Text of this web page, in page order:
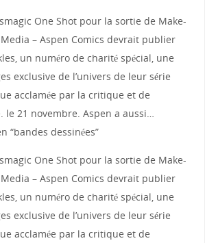
One Shot pour la sortie de Make-
– Aspen Comics devrait publier
un numéro de charité spécial, une
exclusive de l’univers de leur série
acclamée par la critique et de
le 21 novembre. Aspen a aussi…
“bandes dessinées”
One Shot pour la sortie de Make-
– Aspen Comics devrait publier
un numéro de charité spécial, une
exclusive de l’univers de leur série
acclamée par la critique et de